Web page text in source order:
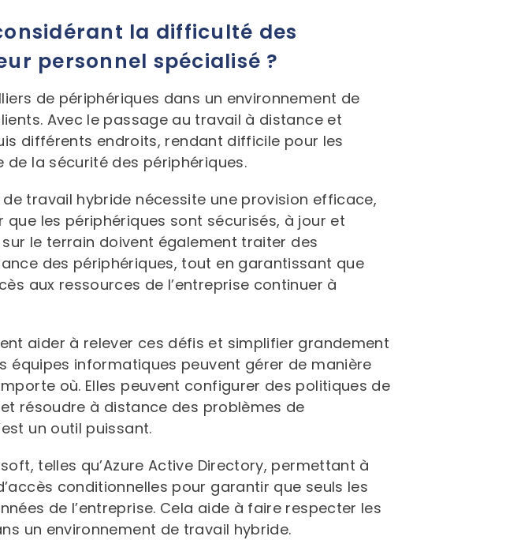
la difficulté des
personnel spécialisé ?
de périphériques dans un environnement de
Avec le passage au travail à distance et
différents endroits, rendant difficile pour les
la sécurité des périphériques.
travail hybride nécessite une provision efficace,
les périphériques sont sécurisés, à jour et
le terrain doivent également traiter des
des périphériques, tout en garantissant que
aux ressources de l’entreprise continuer à
aider à relever ces défis et simplifier grandement
équipes informatiques peuvent gérer de manière
où. Elles peuvent configurer des politiques de
résoudre à distance des problèmes de
un outil puissant.
telles qu’Azure Active Directory, permettant à
conditionnelles pour garantir que seuls les
de l’entreprise. Cela aide à faire respecter les
un environnement de travail hybride.